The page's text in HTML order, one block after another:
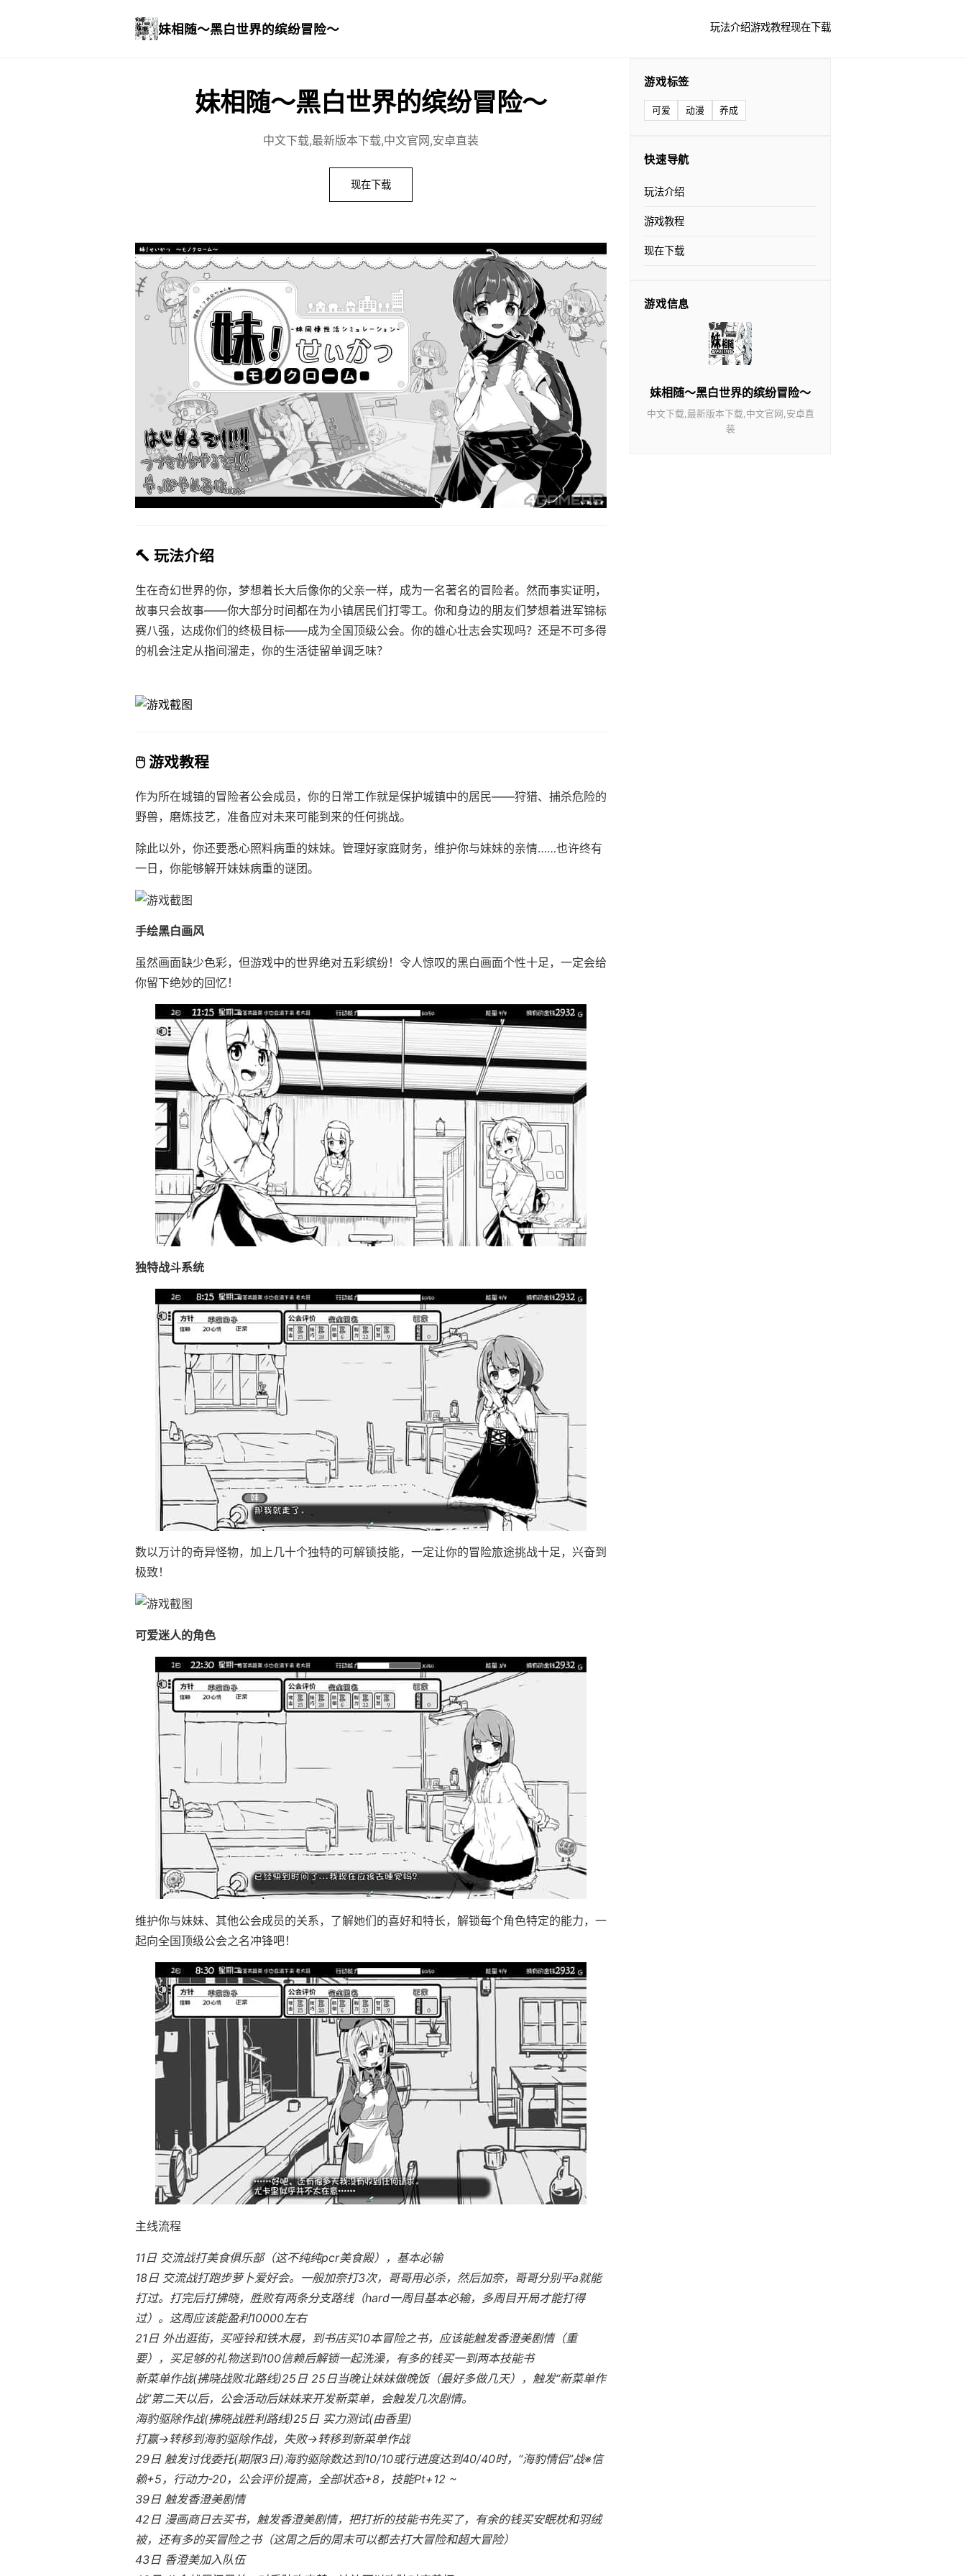
妹相随～黑白世界的缤纷冒险～ 玩法介绍游戏教程现在下载
妹相随～黑白世界的缤纷冒险～
中文下载,最新版本下载,中文官网,安卓直装
现在下载
🔨 玩法介绍
生在奇幻世界的你，梦想着长大后像你的父亲一样，成为一名著名的冒险者。然而事实证明，
故事只会故事——你大部分时间都在为小镇居民们打零工。你和身边的朋友们梦想着进军锦标
赛八强，达成你们的终极目标——成为全国顶级公会。你的雄心壮志会实现吗？还是不可多得
的机会注定从指间溜走，你的生活徒留单调乏味？
🖱️ 游戏教程
作为所在城镇的冒险者公会成员，你的日常工作就是保护城镇中的居民——狩猎、捕杀危险的
野兽，磨炼技艺，准备应对未来可能到来的任何挑战。
除此以外，你还要悉心照料病重的妹妹。管理好家庭财务，维护你与妹妹的亲情……也许终有
一日，你能够解开妹妹病重的谜团。
手绘黑白画风
虽然画面缺少色彩，但游戏中的世界绝对五彩缤纷！令人惊叹的黑白画面个性十足，一定会给
你留下绝妙的回忆！
独特战斗系统
数以万计的奇异怪物，加上几十个独特的可解锁技能，一定让你的冒险旅途挑战十足，兴奋到
极致！
可爱迷人的角色
维护你与妹妹、其他公会成员的关系，了解她们的喜好和特长，解锁每个角色特定的能力，一
起向全国顶级公会之名冲锋吧！
主线流程
11日 交流战打美食俱乐部（这不纯纯pcr美食殿），基本必输
18日 交流战打跑步萝卜爱好会。一般加奈打3次，哥哥用必杀，然后加奈，哥哥分别平a就能
打过。打完后打拂晓，胜败有两条分支路线（hard一周目基本必输，多周目开局才能打得
过）。这周应该能盈利10000左右
21日 外出逛街，买哑铃和铁木屐，到书店买10本冒险之书，应该能触发香澄美剧情（重
要），买足够的礼物送到100信赖后解锁一起洗澡，有多的钱买一到两本技能书
新菜单作战(拂晓战败北路线)25日 25日当晚让妹妹做晚饭（最好多做几天），触发“新菜单作
战”第二天以后，公会活动后妹妹来开发新菜单，会触发几次剧情。
海豹驱除作战(拂晓战胜利路线)25日 实力测试(由香里)
打赢→转移到海豹驱除作战，失败→转移到新菜单作战
29日 触发讨伐委托(期限3日)海豹驱除数达到10/10或行进度达到40/40时，“海豹情侣”战※信
赖+5，行动力-20，公会评价提高，全部状态+8，技能Pt+12 ~
39日 触发香澄美剧情
42日 漫画商日去买书，触发香澄美剧情，把打折的技能书先买了，有余的钱买安眠枕和羽绒
被，还有多的买冒险之书（这周之后的周末可以都去打大冒险和超大冒险）
43日 香澄美加入队伍
游戏标签
可爱 动漫 养成
快速导航
玩法介绍
游戏教程
现在下载
游戏信息
妹相随～黑白世界的缤纷冒险～
中文下载,最新版本下载,中文官网,安卓直
装